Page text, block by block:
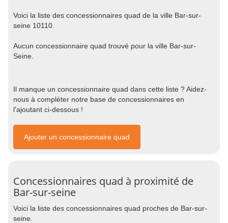
Voici la liste des concessionnaires quad de la ville Bar-sur-
seine 10110.
Aucun concessionnaire quad trouvé pour la ville Bar-sur-
Seine.
Il manque un concessionnaire quad dans cette liste ? Aidez-
nous à compléter notre base de concessionnaires en
l'ajoutant ci-dessous !
Ajouter un concessionnaire quad
Concessionnaires quad à proximité de
Bar-sur-seine
Voici la liste des concessionnaires quad proches de Bar-sur-
seine.